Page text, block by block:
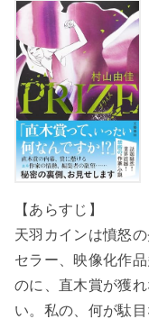
【あらすじ】
天羽カインは憤怒
セラー、映像化作
のに、直木賞が獲
い。私の、何が駄